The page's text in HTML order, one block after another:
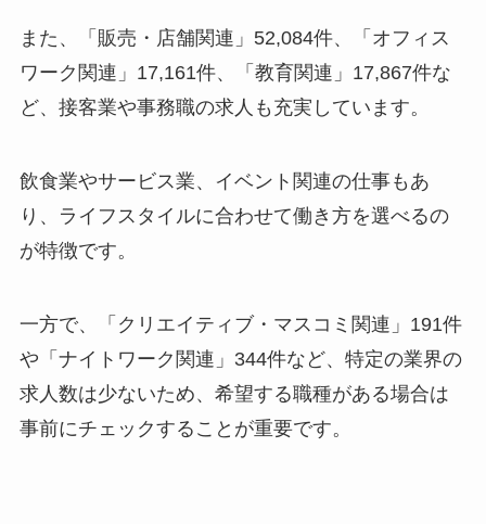
また、「販売・店舗関連」52,084件、「オフィス
ワーク関連」17,161件、「教育関連」17,867件な
ど、接客業や事務職の求人も充実しています。
飲食業やサービス業、イベント関連の仕事もあ
り、ライフスタイルに合わせて働き方を選べるの
が特徴です。
一方で、「クリエイティブ・マスコミ関連」191件
や「ナイトワーク関連」344件など、特定の業界の
求人数は少ないため、希望する職種がある場合は
事前にチェックすることが重要です。